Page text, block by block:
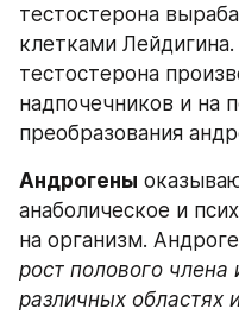
тестостерона
клетками
тестостерона
надпочечников и на
преобразования
Андрогены
анаболическое и
рост полового члена
различных областях